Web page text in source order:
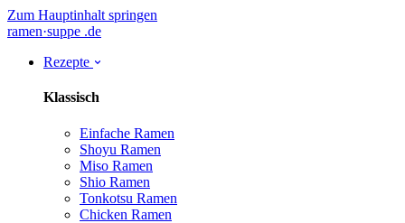
Zum Hauptinhalt springen
ramen·suppe .de
Rezepte
Klassisch
Einfache Ramen
Shoyu Ramen
Miso Ramen
Shio Ramen
Tonkotsu Ramen
Chicken Ramen